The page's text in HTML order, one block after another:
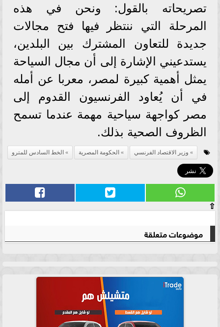
تصريحاته بالقول: ونحن في هذه
المرحلة التي ننتظر فيها فتح مجالات
جديدة للتعاون المشترك بين البلدين،
يستدعيني الإشارة إلى أن مجال السياحة
يمثل أهمية كبيرة لمصر، معربا عن أمله
في أن يُعاود الفرنسيون القدوم إلى
مصر كواجهة سياحية مهمة عندما تسمح
الظروف الصحية بذلك.
وزير الاقتصاد الفرنسي الحكومة المصرية الخط السادس للمترو
⇧
موضوعات متعلقة